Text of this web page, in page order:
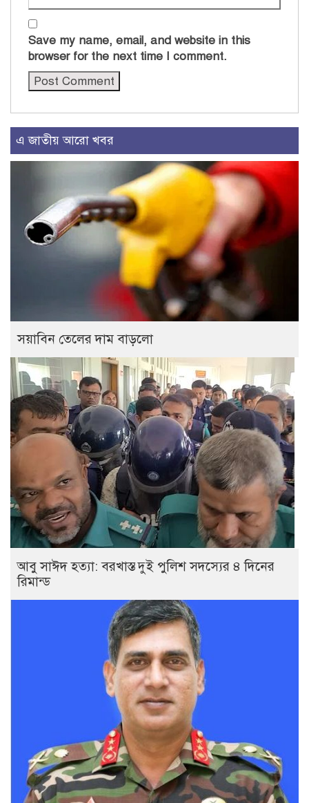
Save my name, email, and website in this
browser for the next time I comment.
এ জাতীয় আরো খবর
সয়াবিন তেলের দাম বাড়লো
আবু সাঈদ হত্যা: বরখাস্ত দুই পুলিশ সদস্যের ৪ দিনের
রিমান্ড